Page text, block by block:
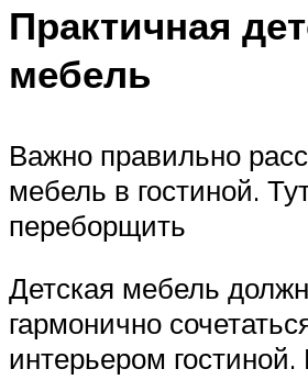
Практичная
мебель
Важно правильно
мебель в гостиной.
переборщить
Детская мебель
гармонично
интерьером гостиной.